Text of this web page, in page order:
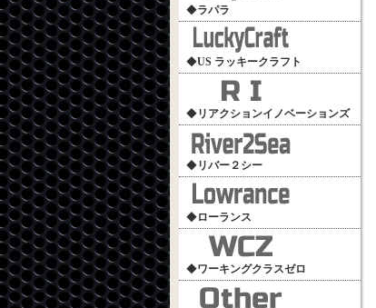
◆ラパラ
◆US ラッキークラフト
◆リアクションイノベーションズ
◆リバー２シー
◆ローランス
◆ワーキングクラスゼロ